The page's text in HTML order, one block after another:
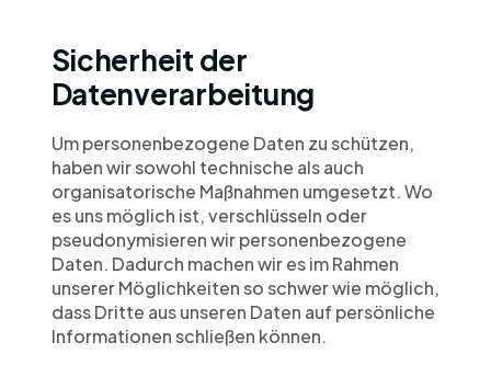
Sicherheit der
Datenverarbeitung
Um personenbezogene Daten zu schützen,
haben wir sowohl technische als auch
organisatorische Maßnahmen umgesetzt. Wo
es uns möglich ist, verschlüsseln oder
pseudonymisieren wir personenbezogene
Daten. Dadurch machen wir es im Rahmen
unserer Möglichkeiten so schwer wie möglich,
dass Dritte aus unseren Daten auf persönliche
Informationen schließen können.